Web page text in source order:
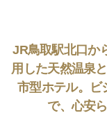
JR鳥取駅北口か
用した天然温泉
市型ホテル。ビ
で、心安